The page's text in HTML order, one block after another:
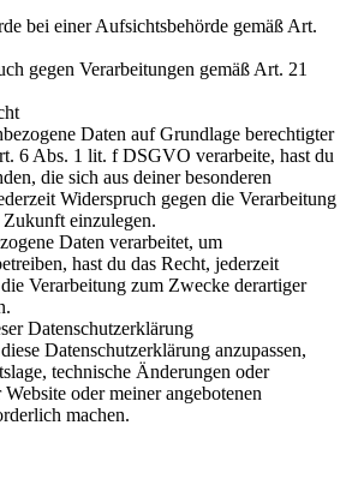
bei einer Aufsichtsbehörde gemäß Art.
gegen Verarbeitungen gemäß Art. 21
Daten auf Grundlage berechtigter
6 Abs. 1 lit. f DSGVO verarbeite, hast du
die sich aus deiner besonderen
Widerspruch gegen die Verarbeitung
einzulegen.
Daten verarbeitet, um
hast du das Recht, jederzeit
Verarbeitung zum Zwecke derartiger
Datenschutzerklärung
Datenschutzerklärung anzupassen,
technische Änderungen oder
oder meiner angebotenen
machen.